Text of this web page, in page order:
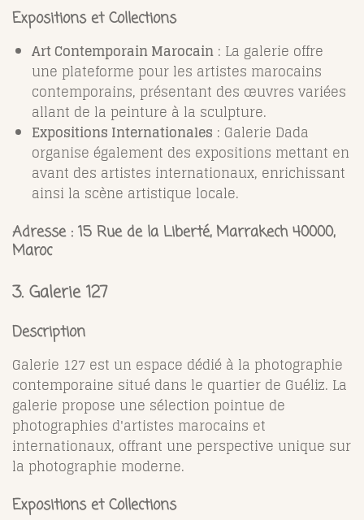
Expositions et Collections
Art Contemporain Marocain : La galerie offre
une plateforme pour les artistes marocains
contemporains, présentant des œuvres variées
allant de la peinture à la sculpture.
Expositions Internationales : Galerie Dada
organise également des expositions mettant en
avant des artistes internationaux, enrichissant
ainsi la scène artistique locale.
Adresse : 15 Rue de la Liberté, Marrakech 40000,
Maroc
3. Galerie 127
Description
Galerie 127 est un espace dédié à la photographie
contemporaine situé dans le quartier de Guéliz. La
galerie propose une sélection pointue de
photographies d'artistes marocains et
internationaux, offrant une perspective unique sur
la photographie moderne.
Expositions et Collections